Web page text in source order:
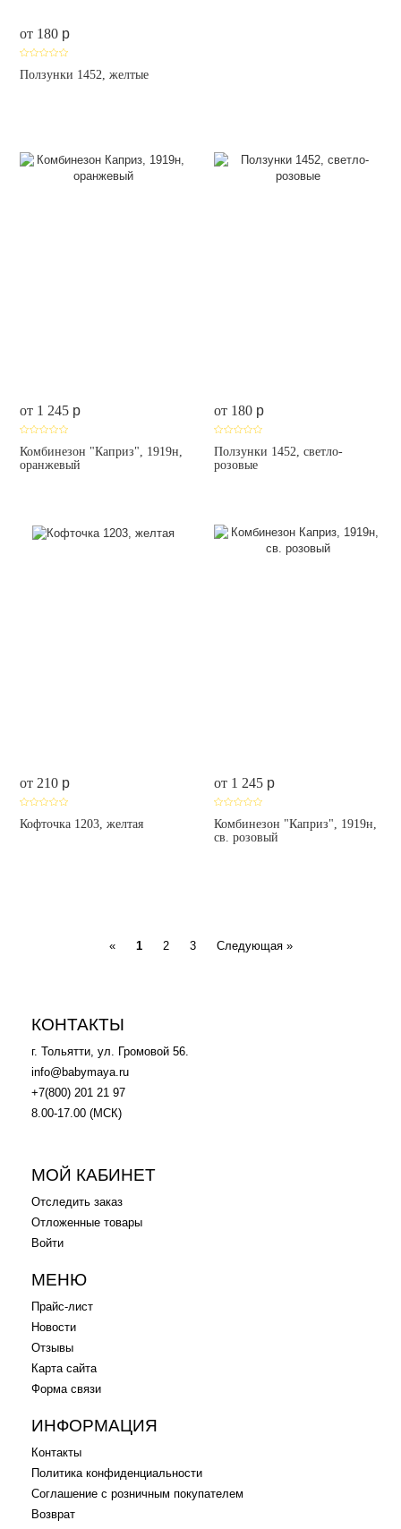
от 180 p
Ползунки 1452, желтые
от 1 245 p
Комбинезон "Каприз", 1919н,
оранжевый
от 180 p
Ползунки 1452, светло-
розовые
от 210 p
Кофточка 1203, желтая
от 1 245 p
Комбинезон "Каприз", 1919н,
св. розовый
«Previous
1 2 3 Следующая »Next
КОНТАКТЫ
г. Тольятти, ул. Громовой 56.
info@babymaya.ru
+7(800) 201 21 97
8.00-17.00 (МСК)
МОЙ КАБИНЕТ
Отследить заказ
Отложенные товары
Войти
МЕНЮ
Прайс-лист
Новости
Отзывы
Карта сайта
Форма связи
ИНФОРМАЦИЯ
Контакты
Политика конфиденциальности
Соглашение с розничным покупателем
Возврат